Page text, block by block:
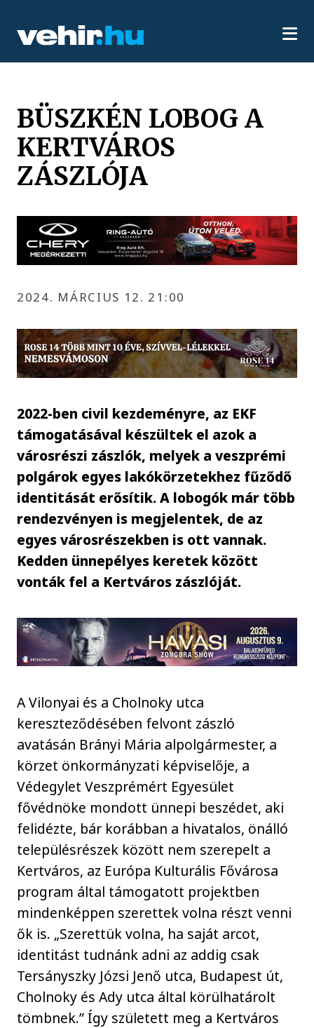
BÜSZKÉN LOBOG A
KERTVÁROS
ZÁSZLÓJA
2024. MÁRCIUS 12. 21:00
2022-ben civil kezdeményre, az EKF
támogatásával készültek el azok a
városrészi zászlók, melyek a veszprémi
polgárok egyes lakókörzetekhez fűződő
identitását erősítik. A lobogók már több
rendezvényen is megjelentek, de az
egyes városrészekben is ott vannak.
Kedden ünnepélyes keretek között
vonták fel a Kertváros zászlóját.
A Vilonyai és a Cholnoky utca
kereszteződésében felvont zászló
avatásán Brányi Mária alpolgármester, a
körzet önkormányzati képviselője, a
Védegylet Veszprémért Egyesület
fővédnöke mondott ünnepi beszédet, aki
felidézte, bár korábban a hivatalos, önálló
településrészek között nem szerepelt a
Kertváros, az Európa Kulturális Fővárosa
program által támogatott projektben
mindenképpen szerettek volna részt venni
ők is. „Szerettük volna, ha saját arcot,
identitást tudnánk adni az addig csak
Tersányszky Józsi Jenő utca, Budapest út,
Cholnoky és Ady utca által körülhatárolt
tömbnek.” Így született meg a Kertváros